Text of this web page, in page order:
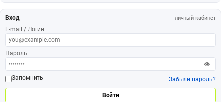
Вход личный кабинет
E-mail / Логин
Пароль
👁
Запомнить
Забыли пароль?
Войти